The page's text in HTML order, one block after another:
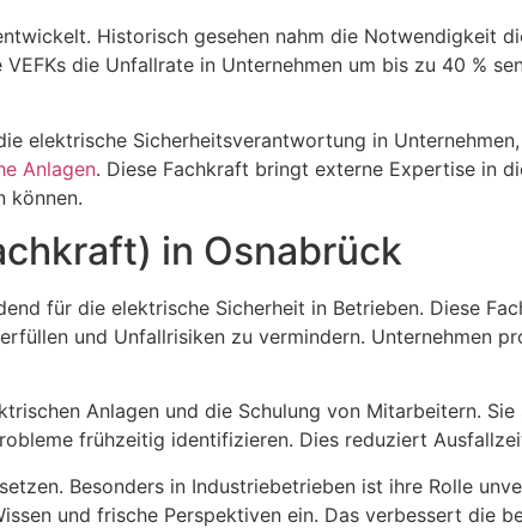
Historisch gesehen nahm die Notwendigkeit
die Unfallrate in Unternehmen um bis zu 40 %
elektrische Sicherheitsverantwortung in
Anlagen. Diese Fachkraft bringt externe Expertise in
können.
in Osnabrück
für die elektrische Sicherheit in Betrieben. Diese
und Unfallrisiken zu vermindern. Unternehmen
Anlagen und die Schulung von Mitarbeitern.
frühzeitig identifizieren. Dies reduziert
Besonders in Industriebetrieben ist ihre Rolle
und frische Perspektiven ein. Das verbessert die